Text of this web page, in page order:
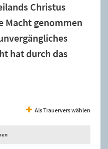
Christus
Macht genommen
hat durch das
Als Trauervers wählen